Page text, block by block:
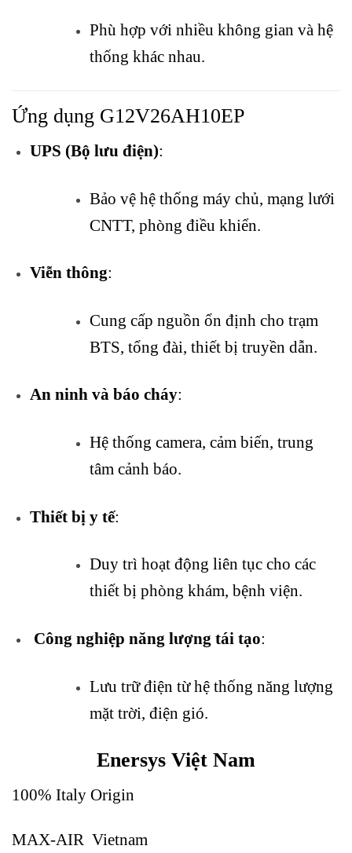
Phù hợp với nhiều không gian và hệ
thống khác nhau.
Ứng dụng G12V26AH10EP
UPS (Bộ lưu điện):
Bảo vệ hệ thống máy chủ, mạng lưới
CNTT, phòng điều khiển.
Viễn thông:
Cung cấp nguồn ổn định cho trạm
BTS, tổng đài, thiết bị truyền dẫn.
An ninh và báo cháy:
Hệ thống camera, cảm biến, trung
tâm cảnh báo.
Thiết bị y tế:
Duy trì hoạt động liên tục cho các
thiết bị phòng khám, bệnh viện.
Công nghiệp năng lượng tái tạo:
Lưu trữ điện từ hệ thống năng lượng
mặt trời, điện gió.
Enersys Việt Nam
100% Italy Origin
MAX-AIR Vietnam